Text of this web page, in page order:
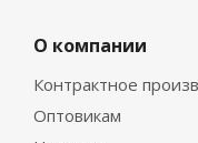
О компании
Контрактное
Оптовикам